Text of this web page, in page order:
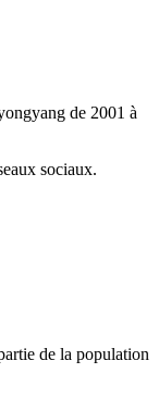
de 2001 à
sociaux.
de la population